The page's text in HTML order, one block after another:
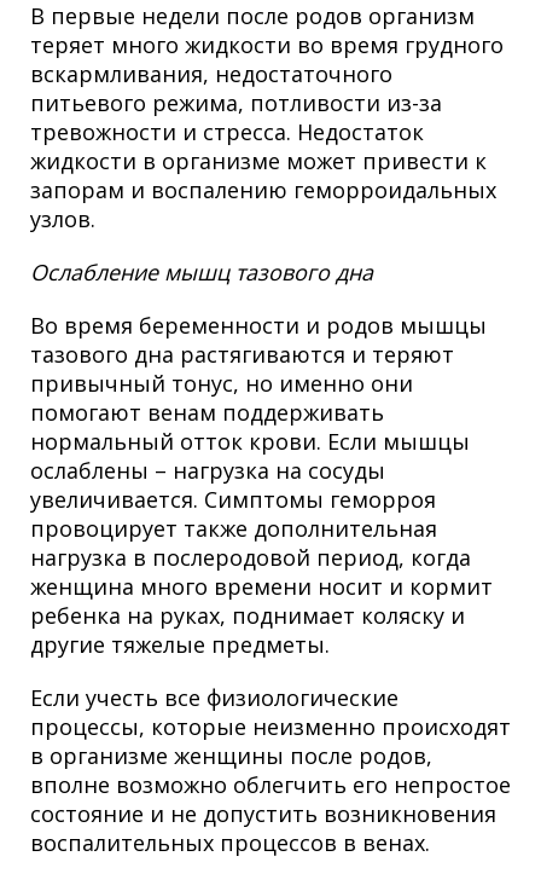
В первые недели после родов организм
теряет много жидкости во время грудного
вскармливания, недостаточного
питьевого режима, потливости из-за
тревожности и стресса. Недостаток
жидкости в организме может привести к
запорам и воспалению геморроидальных
узлов.
Ослабление мышц тазового дна
Во время беременности и родов мышцы
тазового дна растягиваются и теряют
привычный тонус, но именно они
помогают венам поддерживать
нормальный отток крови. Если мышцы
ослаблены – нагрузка на сосуды
увеличивается. Симптомы геморроя
провоцирует также дополнительная
нагрузка в послеродовой период, когда
женщина много времени носит и кормит
ребенка на руках, поднимает коляску и
другие тяжелые предметы.
Если учесть все физиологические
процессы, которые неизменно происходят
в организме женщины после родов,
вполне возможно облегчить его непростое
состояние и не допустить возникновения
воспалительных процессов в венах.